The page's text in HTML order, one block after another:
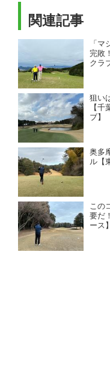
関連記事
「
完敗
クラ
狙い
【
ブ】
奥多
ル【
この
要だ
ース】